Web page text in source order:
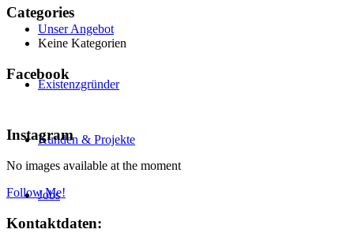
Unser Angebot
Existenzgründer
Kunden & Projekte
Jobs
Categories
Keine Kategorien
Facebook
Instagram
No images available at the moment
Follow Me!
Kontaktdaten: